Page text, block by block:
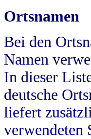
Ortsnamen
Bei den
Namen
In dieser
deutsche
liefert
verwendeten